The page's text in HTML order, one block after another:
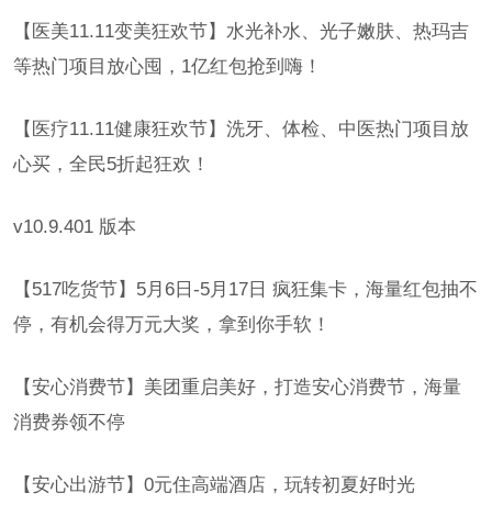
【医美11.11变美狂欢节】水光补水、光子嫩肤、热玛吉
等热门项目放心囤，1亿红包抢到嗨！
【医疗11.11健康狂欢节】洗牙、体检、中医热门项目放
心买，全民5折起狂欢！
v10.9.401 版本
【517吃货节】5月6日-5月17日 疯狂集卡，海量红包抽不
停，有机会得万元大奖，拿到你手软！
【安心消费节】美团重启美好，打造安心消费节，海量
消费券领不停
【安心出游节】0元住高端酒店，玩转初夏好时光